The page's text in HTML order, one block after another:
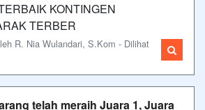
KONTINGEN
TERBER
R. Nia Wulandari, S.Kom - Dilihat
telah meraih Juara 1, Juara